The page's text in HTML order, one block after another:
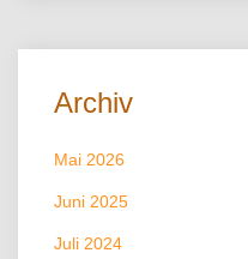
Archiv
Mai 2026
Juni 2025
Juli 2024